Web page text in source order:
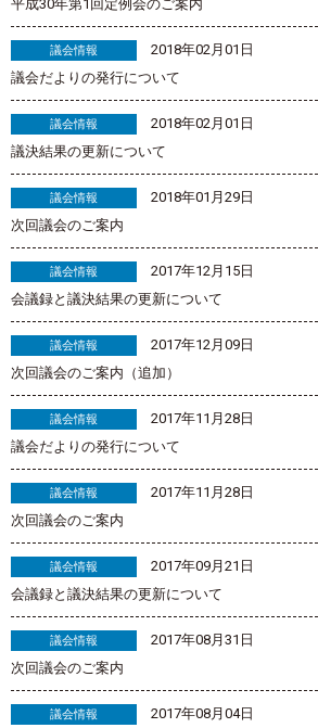
平成30年第1回定例会のご案内
議会情報
2018年02月01日
議会だよりの発行について
議会情報
2018年02月01日
議決結果の更新について
議会情報
2018年01月29日
次回議会のご案内
議会情報
2017年12月15日
会議録と議決結果の更新について
議会情報
2017年12月09日
次回議会のご案内（追加）
議会情報
2017年11月28日
議会だよりの発行について
議会情報
2017年11月28日
次回議会のご案内
議会情報
2017年09月21日
会議録と議決結果の更新について
議会情報
2017年08月31日
次回議会のご案内
議会情報
2017年08月04日